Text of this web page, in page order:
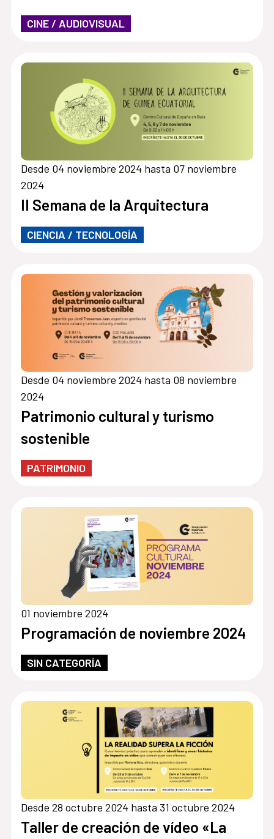
CINE / AUDIOVISUAL
Desde 04 noviembre 2024 hasta 07 noviembre
2024
II Semana de la Arquitectura
CIENCIA / TECNOLOGÍA
Desde 04 noviembre 2024 hasta 08 noviembre
2024
Patrimonio cultural y turismo
sostenible
PATRIMONIO
01 noviembre 2024
Programación de noviembre 2024
SIN CATEGORÍA
Desde 28 octubre 2024 hasta 31 octubre 2024
Taller de creación de vídeo «La